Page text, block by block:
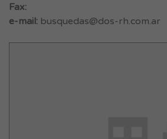
Fax:
e-mail: busquedas@dos-rh.com.ar